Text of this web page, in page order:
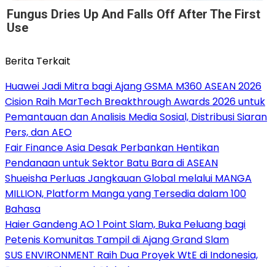
Fungus Dries Up And Falls Off After The First
Use
Berita Terkait
Huawei Jadi Mitra bagi Ajang GSMA M360 ASEAN 2026
Cision Raih MarTech Breakthrough Awards 2026 untuk
Pemantauan dan Analisis Media Sosial, Distribusi Siaran
Pers, dan AEO
Fair Finance Asia Desak Perbankan Hentikan
Pendanaan untuk Sektor Batu Bara di ASEAN
Shueisha Perluas Jangkauan Global melalui MANGA
MILLION, Platform Manga yang Tersedia dalam 100
Bahasa
Haier Gandeng AO 1 Point Slam, Buka Peluang bagi
Petenis Komunitas Tampil di Ajang Grand Slam
SUS ENVIRONMENT Raih Dua Proyek WtE di Indonesia,